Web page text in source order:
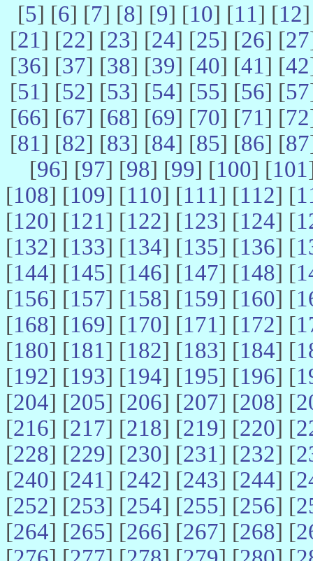
[5] [6] [7] [8] [9] [10] [11] [12
[21] [22] [23] [24] [25] [26] [27
[36] [37] [38] [39] [40] [41] [42
[51] [52] [53] [54] [55] [56] [57
[66] [67] [68] [69] [70] [71] [72
[81] [82] [83] [84] [85] [86] [87
[96] [97] [98] [99] [100] [101
[108] [109] [110] [111] [112] [
[120] [121] [122] [123] [124] [
[132] [133] [134] [135] [136] [
[144] [145] [146] [147] [148] [
[156] [157] [158] [159] [160] [
[168] [169] [170] [171] [172] [
[180] [181] [182] [183] [184] [
[192] [193] [194] [195] [196] [
[204] [205] [206] [207] [208] [
[216] [217] [218] [219] [220] [
[228] [229] [230] [231] [232] [
[240] [241] [242] [243] [244] [
[252] [253] [254] [255] [256] [
[264] [265] [266] [267] [268] [